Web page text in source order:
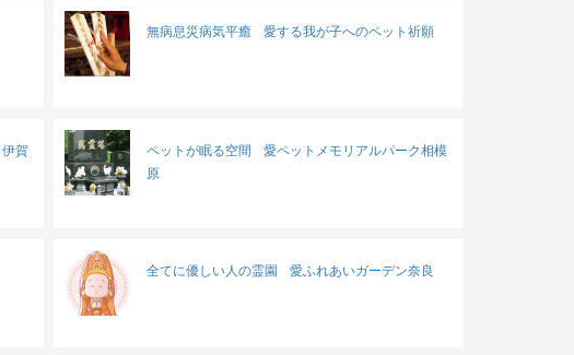
無病息災病気平癒 愛する我が子へのペット祈願
賀 ペットが眠る空間
愛ペットメモリアルパーク相模
原
全てに優しい人の霊園 愛ふれあいガーデン奈良